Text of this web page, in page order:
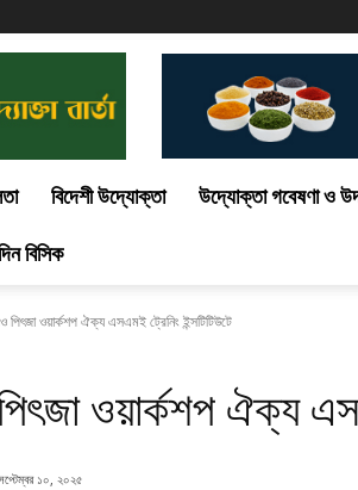
বিদেশী উদ্যোক্তা উদ্যোক্তা গবেষণা ও
বিসিক
পিৎজা ওয়ার্কশপ ঐক্য এসএমই ট্রেনিং ইন্সটিটিউটে
ওয়ার্কশপ ঐক্য
১০, ২০২৫